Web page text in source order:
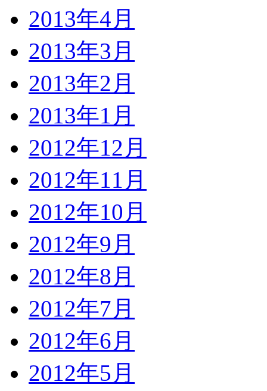
2013年4月
2013年3月
2013年2月
2013年1月
2012年12月
2012年11月
2012年10月
2012年9月
2012年8月
2012年7月
2012年6月
2012年5月